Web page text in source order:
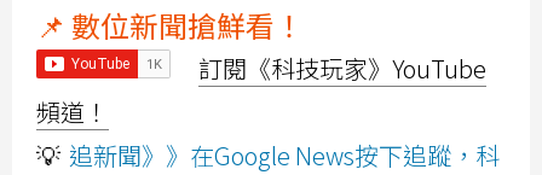
📌 數位新聞搶鮮看！
訂閱《科技玩家》YouTube
頻道！
💡 追新聞》》在Google News按下追蹤，科